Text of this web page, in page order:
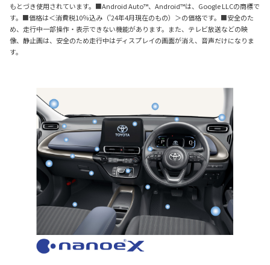
もとづき使用されています。■Android Auto™、Android™は、Google LLCの商標で
す。■価格は＜消費税10％込み（'24年4月現在のもの）＞の価格です。■安全のた
め、走行中一部操作・表示できない機能があります。また、テレビ放送などの映
像、静止画は、安全のため走行中はディスプレイの画面が消え、音声だけになりま
す。